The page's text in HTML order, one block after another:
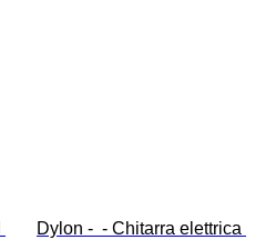
Dylon -  - Chitarra elettrica